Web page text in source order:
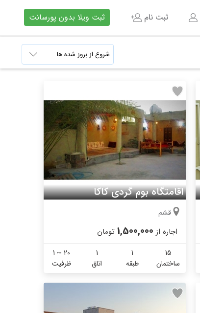
ثبت نام ثبت ویلا بدون پورسانت
اقامتگاه بوم گردی کاکا
قشم
اجاره از 1,500,000 تومان
15
ساختمان
1
طبقه
1
اتاق
1 ~ 20
ظرفیت